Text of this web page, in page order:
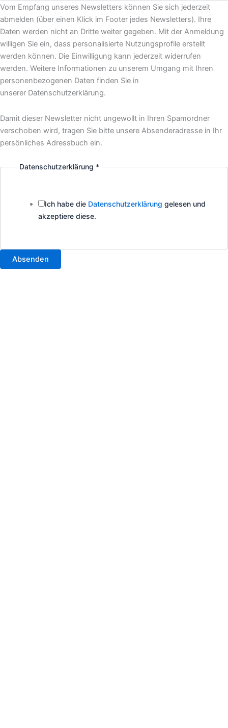
Name
Email
Ich
Vom Empfang unseres Newsletters können Sie sich jederzeit
abmelden (über einen Klick im Footer jedes Newsletters). Ihre
Daten werden nicht an Dritte weiter gegeben. Mit der Anmeldung
willigen Sie ein, dass personalisierte Nutzungsprofile erstellt
werden können. Die Einwilligung kann jederzeit widerrufen
werden. Weitere Informationen zu unserem Umgang mit Ihren
personenbezogenen Daten finden Sie in
unserer Datenschutzerklärung.
Damit dieser Newsletter nicht ungewollt in Ihren Spamordner
verschoben wird, tragen Sie bitte unsere Absenderadresse in Ihr
persönliches Adressbuch ein.
Datenschutzerklärung *
Ich habe die Datenschutzerklärung gelesen und
akzeptiere diese.
Absenden